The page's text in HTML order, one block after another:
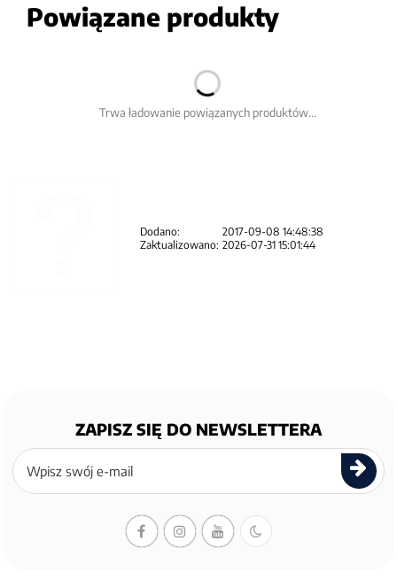
Powiązane produkty
Trwa ładowanie powiązanych produktów...
Dodano:
2017-09-08 14:48:38
Zaktualizowano: 2026-07-31 15:01:44
ZAPISZ SIĘ DO NEWSLETTERA
Zapisz
się
newslettera